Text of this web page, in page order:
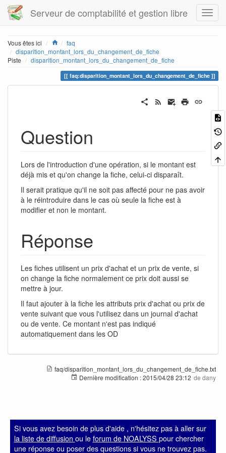
Serveur de comptabilité et gestion libre
Vous êtes ici Home
faq
disparition_montant_lors_du_changement_de_fiche
Piste
disparition_montant_lors_du_changement_de_fiche
faq:disparition_montant_lors_du_changement_de_fiche
Question
Lors de l'introduction d'une opération, si le montant est
déjà mis et qu'on change la fiche, celui-ci disparaît.
Il serait pratique qu'il ne soit pas affecté pour ne pas avoir
à le réintroduire dans le cas où seule la fiche est à
modifier et non le montant.
Réponse
Les fiches utilisent un prix d'achat et un prix de vente, si
on change la fiche normalement ce prix doit aussi se
mettre à jour.
Il faut ajouter à la fiche les attributs prix d'achat ou prix de
vente suivant que vous l'utilisez dans un journal d'achat
ou de vente. Ce montant n'est pas indiqué
automatiquement dans les OD
faq/disparition_montant_lors_du_changement_de_fiche.txt
Dernière modification :2015/04/28 23:12 de dany
Si vous avez besoin de plus d'aide , n'hésitez pas à aller sur
la liste de diffusion ou le forum de NOALYSS pour chercher
une réponse ou poser des questions si vous ne trouvez pas.